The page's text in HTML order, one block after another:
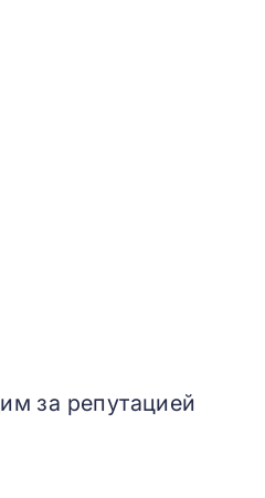
за репутацией